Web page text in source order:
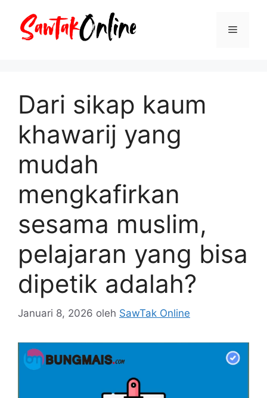
Menu
Dari sikap kaum
khawarij yang
mudah
mengkafirkan
sesama muslim,
pelajaran yang bisa
dipetik adalah?
Januari 8, 2026 oleh SawTak Online